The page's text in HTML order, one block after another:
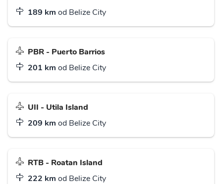
189 km od Belize City
PBR - Puerto Barrios
201 km od Belize City
UII - Utila Island
209 km od Belize City
RTB - Roatan Island
222 km od Belize City